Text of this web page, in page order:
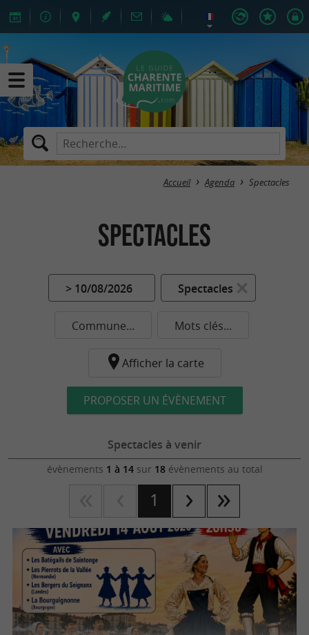
Accueil Agenda Spectacles
Spectacles
> 10/08/2026 Spectacles
Commune... Mots clés...
Afficher la carte
PROPOSER UN ÉVÈNEMENT
Spectacles à venir
évènements 1 à 14sur 18évènements au total
1